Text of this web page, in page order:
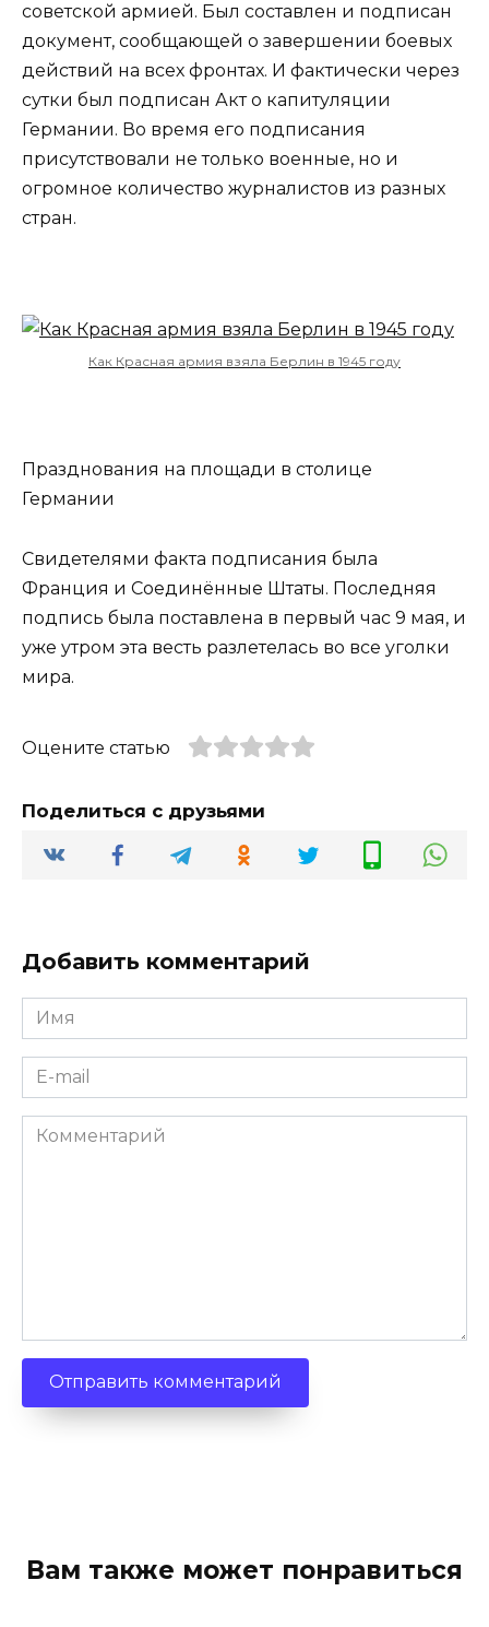
советской армией. Был составлен и подписан
документ, сообщающей о завершении боевых
действий на всех фронтах. И фактически через
сутки был подписан Акт о капитуляции
Германии. Во время его подписания
присутствовали не только военные, но и
огромное количество журналистов из разных
стран.
Как Красная армия взяла Берлин в 1945 году
Празднования на площади в столице
Германии
Свидетелями факта подписания была
Франция и Соединённые Штаты. Последняя
подпись была поставлена в первый час 9 мая, и
уже утром эта весть разлетелась во все уголки
мира.
Оцените статью
Поделиться с друзьями
Добавить комментарий
Имя
*
E-
mail
*Комментарий
Вам также может понравиться